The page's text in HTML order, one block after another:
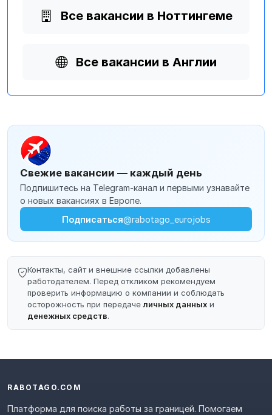
Все вакансии в Ноттингеме
Все вакансии в Англии
Свежие вакансии — каждый день
Подпишитесь на Telegram-канал и первыми узнавайте
о новых вакансиях в Европе.
Подписаться@rabotago_eurojobs
Контакты, сайт и внешние ссылки добавлены
работодателем. Перед откликом рекомендуем
проверить информацию о компании и соблюдать
осторожность при передачеличных данных и
денежных средств.
RABOTAGO.COM
Платформа для поиска работы за границей. Помогаем